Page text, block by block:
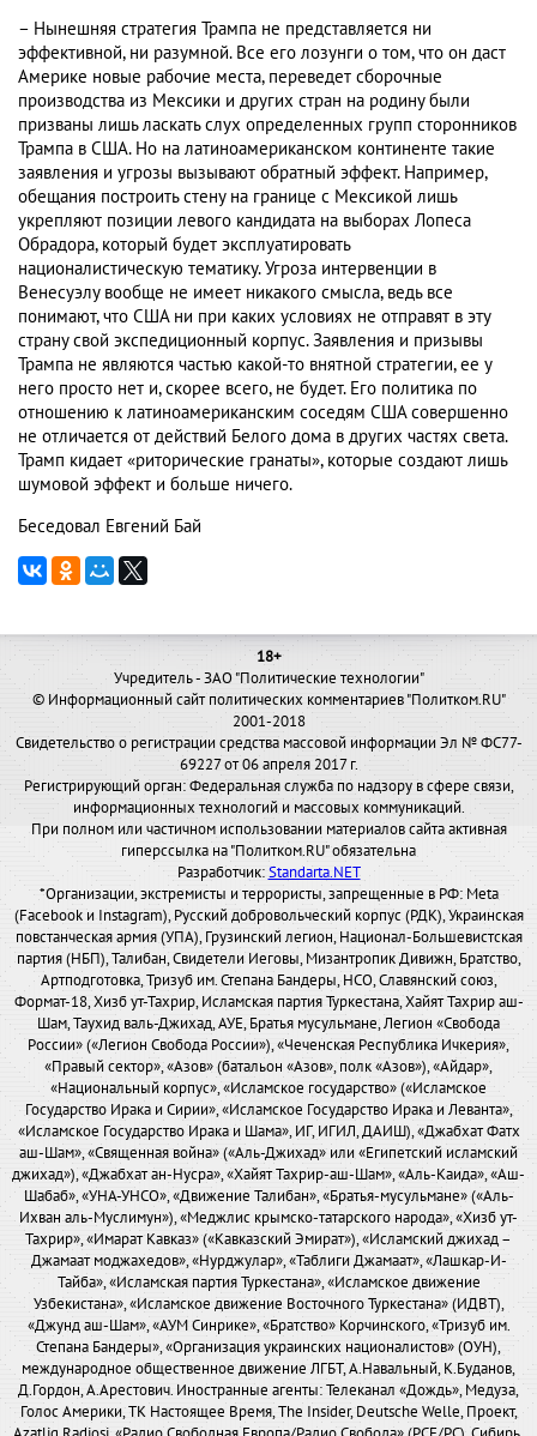
– Нынешняя стратегия Трампа не представляется ни
эффективной, ни разумной. Все его лозунги о том, что он даст
Америке новые рабочие места, переведет сборочные
производства из Мексики и других стран на родину были
призваны лишь ласкать слух определенных групп сторонников
Трампа в США. Но на латиноамериканском континенте такие
заявления и угрозы вызывают обратный эффект. Например,
обещания построить стену на границе с Мексикой лишь
укрепляют позиции левого кандидата на выборах Лопеса
Обрадора, который будет эксплуатировать
националистическую тематику. Угроза интервенции в
Венесуэлу вообще не имеет никакого смысла, ведь все
понимают, что США ни при каких условиях не отправят в эту
страну свой экспедиционный корпус. Заявления и призывы
Трампа не являются частью какой-то внятной стратегии, ее у
него просто нет и, скорее всего, не будет. Его политика по
отношению к латиноамериканским соседям США совершенно
не отличается от действий Белого дома в других частях света.
Трамп кидает «риторические гранаты», которые создают лишь
шумовой эффект и больше ничего.
Беседовал Евгений Бай
18+
Учредитель - ЗАО "Политические технологии"
© Информационный сайт политических комментариев "Политком.RU"
2001-2018
Свидетельство о регистрации средства массовой информации Эл № ФС77-
69227 от 06 апреля 2017 г.
Регистрирующий орган: Федеральная служба по надзору в сфере связи,
информационных технологий и массовых коммуникаций.
При полном или частичном использовании материалов сайта активная
гиперссылка на "Политком.RU" обязательна
Разработчик:Standarta.NET
*Организации, экстремисты и террористы, запрещенные в РФ: Meta
(Facebook и Instagram), Русский добровольческий корпус (РДК), Украинская
повстанческая армия (УПА), Грузинский легион, Национал-Большевистская
партия (НБП), Талибан, Свидетели Иеговы, Мизантропик Дивижн, Братство,
Артподготовка, Тризуб им. Степана Бандеры, НСО, Славянский союз,
Формат-18, Хизб ут-Тахрир, Исламская партия Туркестана, Хайят Тахрир аш-
Шам, Таухид валь-Джихад, АУЕ, Братья мусульмане, Легион «Свобода
России» («Легион Свобода России»), «Чеченская Республика Ичкерия»,
«Правый сектор», «Азов» (батальон «Азов», полк «Азов»), «Айдар»,
«Национальный корпус», «Исламское государство» («Исламское
Государство Ирака и Сирии», «Исламское Государство Ирака и Леванта»,
«Исламское Государство Ирака и Шама», ИГ, ИГИЛ, ДАИШ), «Джабхат Фатх
аш-Шам», «Священная война» («Аль-Джихад» или «Египетский исламский
джихад»), «Джабхат ан-Нусра», «Хайят Тахрир-аш-Шам», «Аль-Каида», «Аш-
Шабаб», «УНА-УНСО», «Движение Талибан», «Братья-мусульмане» («Аль-
Ихван аль-Муслимун»), «Меджлис крымско-татарского народа», «Хизб ут-
Тахрир», «Имарат Кавказ» («Кавказский Эмират»), «Исламский джихад –
Джамаат моджахедов», «Нурджулар», «Таблиги Джамаат», «Лашкар-И-
Тайба», «Исламская партия Туркестана», «Исламское движение
Узбекистана», «Исламское движение Восточного Туркестана» (ИДВТ),
«Джунд аш-Шам», «АУМ Синрике», «Братство» Корчинского, «Тризуб им.
Степана Бандеры», «Организация украинских националистов» (ОУН),
международное общественное движение ЛГБТ, А.Навальный, К.Буданов,
Д.Гордон, А.Арестович. Иностранные агенты: Телеканал «Дождь», Медуза,
Голос Америки, ТК Настоящее Время, The Insider, Deutsche Welle, Проект,